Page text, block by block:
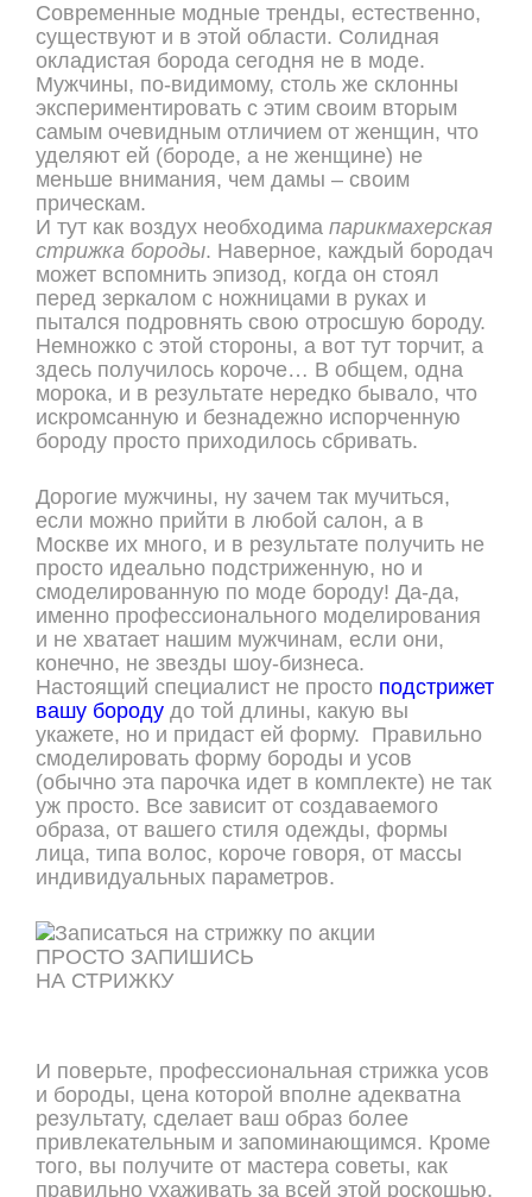
Современные модные тренды, естественно,
существуют и в этой области. Солидная
окладистая борода сегодня не в моде.
Мужчины, по-видимому, столь же склонны
экспериментировать с этим своим вторым
самым очевидным отличием от женщин, что
уделяют ей (бороде, а не женщине) не
меньше внимания, чем дамы – своим
прическам.
И тут как воздух необходима парикмахерская
стрижка бороды. Наверное, каждый бородач
может вспомнить эпизод, когда он стоял
перед зеркалом с ножницами в руках и
пытался подровнять свою отросшую бороду.
Немножко с этой стороны, а вот тут торчит, а
здесь получилось короче… В общем, одна
морока, и в результате нередко бывало, что
искромсанную и безнадежно испорченную
бороду просто приходилось сбривать.
Дорогие мужчины, ну зачем так мучиться,
если можно прийти в любой салон, а в
Москве их много, и в результате получить не
просто идеально подстриженную, но и
смоделированную по моде бороду! Да-да,
именно профессионального моделирования
и не хватает нашим мужчинам, если они,
конечно, не звезды шоу-бизнеса.
Настоящий специалист не просто подстрижет
вашу бороду до той длины, какую вы
укажете, но и придаст ей форму. Правильно
смоделировать форму бороды и усов
(обычно эта парочка идет в комплекте) не так
уж просто. Все зависит от создаваемого
образа, от вашего стиля одежды, формы
лица, типа волос, короче говоря, от массы
индивидуальных параметров.
ПРОСТО ЗАПИШИСЬ
НА СТРИЖКУ
И поверьте, профессиональная стрижка усов
и бороды, цена которой вполне адекватна
результату, сделает ваш образ более
привлекательным и запоминающимся. Кроме
того, вы получите от мастера советы, как
правильно ухаживать за всей этой роскошью.